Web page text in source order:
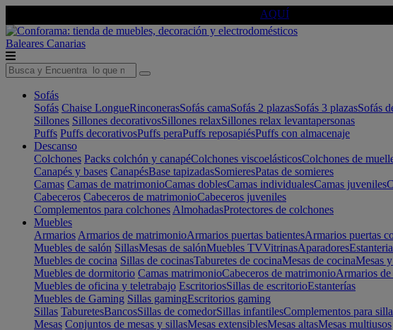
AQUÍ
Baleares Canarias
Sofás
Sofás Chaise LongueRinconerasSofás camaSofás 2 plazasSofás 3 plazasSofás
Sillones Sillones decorativosSillones relaxSillones relax levantapersonas
Puffs Puffs decorativosPuffs peraPuffs reposapiésPuffs con almacenaje
Descanso
Colchones Packs colchón y canapéColchones viscoelásticosColchones de
Canapés y bases CanapésBase tapizadasSomieresPatas de somieres
Camas Camas de matrimonioCamas doblesCamas individualesCamas juveniles
Cabeceros Cabeceros de matrimonioCabeceros juveniles
Complementos para colchones AlmohadasProtectores de colchones
Muebles
Armarios Armarios de matrimonioArmarios puertas batientesArmarios puertas
Muebles de salón SillasMesas de salónMuebles TVVitrinasAparadores
Muebles de cocina Sillas de cocinasTaburetes de cocinaMesas de cocinaMesas
Muebles de dormitorio Camas matrimonioCabeceros de matrimonioArmarios
Muebles de oficina y teletrabajo EscritoriosSillas de escritorioEstanterías
Muebles de Gaming Sillas gamingEscritorios gaming
Sillas TaburetesBancosSillas de comedorSillas infantilesComplementos para
Mesas Conjuntos de mesas y sillasMesas extensiblesMesas altasMesas multiusos